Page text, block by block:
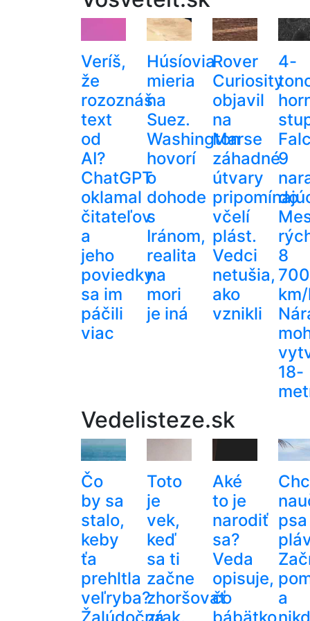
Veríš,
že
rozoznáš
text
od
AI?
ChatGPT
oklamal
čitateľov
a
jeho
poviedky
sa im
páčili
viac
Húsíovia
mieria
na
Suez.
Washington
hovorí
o
dohode
s
Iránom,
realita
na
mori
je iná
Rover
Curiosity
objavil
na
Marse
záhadné
útvary
včelí
plást.
Vedci
netušia,
ako
vznikli
4-
9
do
8
700
18-
Vedelisteze.sk
Čo
by sa
stalo,
keby
ťa
prehltla
veľryba?
Toto
je
vek,
keď
sa ti
začne
zhoršovať
Aké
to je
narodiť
sa?
Veda
opisuje,
čo
psa
a